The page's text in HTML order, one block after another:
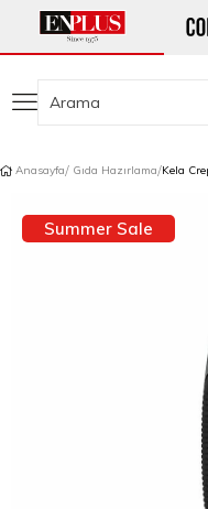
Anasayfa Gıda Hazırlama
Summer Sale